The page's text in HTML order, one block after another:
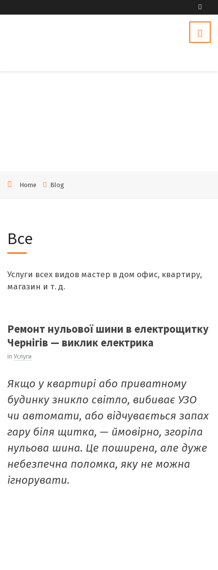
Home Blog
Все
Услуги всех видов мастер в дом офис, квартиру,
магазин и т. д.
Ремонт нульової шини в електрощитку
Чернігів — виклик електрика
in Услуги
Якщо у квартирі або приватному
будинку зникло світло, вибиває УЗО
чи автомати, або відчувається запах
гару біля щитка, — ймовірно, згоріла
нульова шина. Це поширена, але дуже
небезпечна поломка, яку не можна
ігнорувати.